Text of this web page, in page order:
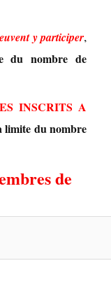
y participer,
du nombre de
INSCRITS A
limite du nombre
de